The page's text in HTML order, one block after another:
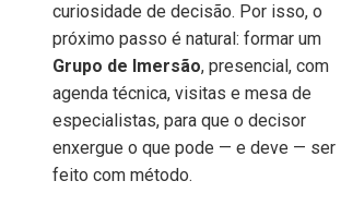
curiosidade de decisão. Por isso, o
próximo passo é natural: formar um
Grupo de Imersão, presencial, com
agenda técnica, visitas e mesa de
especialistas, para que o decisor
enxergue o que pode — e deve — ser
feito com método.